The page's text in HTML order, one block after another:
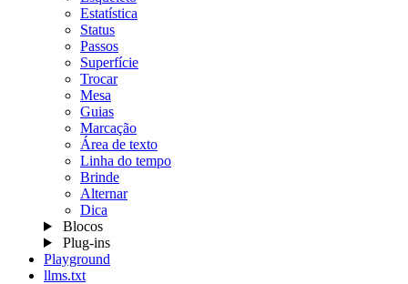
Estatística
Status
Passos
Superfície
Trocar
Mesa
Guias
Marcação
Área de texto
Linha do tempo
Brinde
Alternar
Dica
Blocos
Plug-ins
Playground
llms.txt